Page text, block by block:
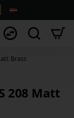
208 Matt
Brass